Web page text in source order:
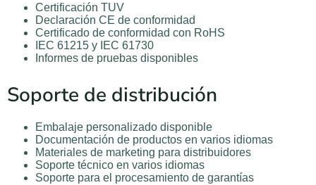
Certificación TUV
Declaración CE de conformidad
Certificado de conformidad con RoHS
IEC 61215 y IEC 61730
Informes de pruebas disponibles
Soporte de distribución
Embalaje personalizado disponible
Documentación de productos en varios idiomas
Materiales de marketing para distribuidores
Soporte técnico en varios idiomas
Soporte para el procesamiento de garantías